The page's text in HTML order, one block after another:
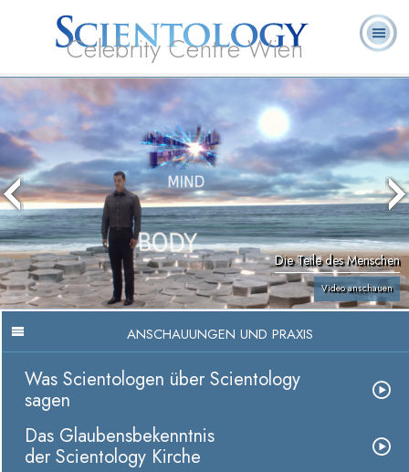
Celebrity Centre Wien
Hubbard
Was ist
Scientology?
Fragen
Die Teile des Menschen
Video anschauen
ANSCHAUUNGEN UND PRAXIS
Was Scientologen über Scientology
sagen
Das Glaubensbekenntnis
der Scientology Kirche